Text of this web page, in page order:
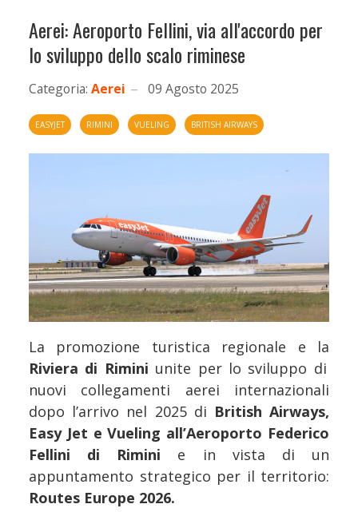
Aerei: Aeroporto Fellini, via all'accordo per
lo sviluppo dello scalo riminese
Categoria: Aerei 09 Agosto 2025
EASYJET RIMINI VUELING BRITISH AIRWAYS
La promozione turistica regionale e la
Riviera di Rimini unite per lo sviluppo di
nuovi collegamenti aerei internazionali
dopo l’arrivo nel 2025 di British Airways,
Easy Jet e Vueling all’Aeroporto Federico
Fellini di Rimini e in vista di un
appuntamento strategico per il territorio:
Routes Europe 2026.